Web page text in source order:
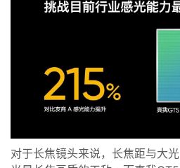
对于长焦镜头来说，长焦距与大光